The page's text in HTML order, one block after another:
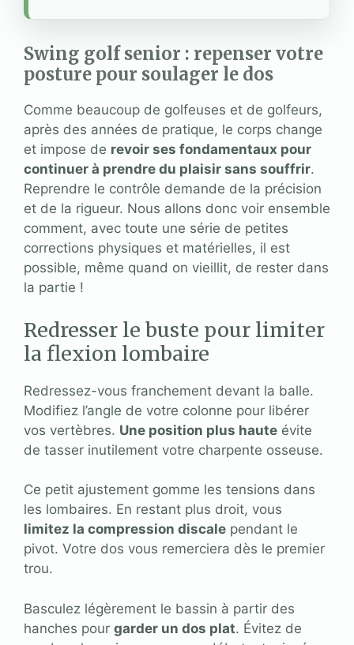
Swing golf senior : repenser votre
posture pour soulager le dos
Comme beaucoup de golfeuses et de golfeurs,
après des années de pratique, le corps change
et impose de revoir ses fondamentaux pour
continuer à prendre du plaisir sans souffrir.
Reprendre le contrôle demande de la précision
et de la rigueur. Nous allons donc voir ensemble
comment, avec toute une série de petites
corrections physiques et matérielles, il est
possible, même quand on vieillit, de rester dans
la partie !
Redresser le buste pour limiter
la flexion lombaire
Redressez-vous franchement devant la balle.
Modifiez l’angle de votre colonne pour libérer
vos vertèbres. Une position plus haute évite
de tasser inutilement votre charpente osseuse.
Ce petit ajustement gomme les tensions dans
les lombaires. En restant plus droit, vous
limitez la compression discale pendant le
pivot. Votre dos vous remerciera dès le premier
trou.
Basculez légèrement le bassin à partir des
hanches pour garder un dos plat. Évitez de